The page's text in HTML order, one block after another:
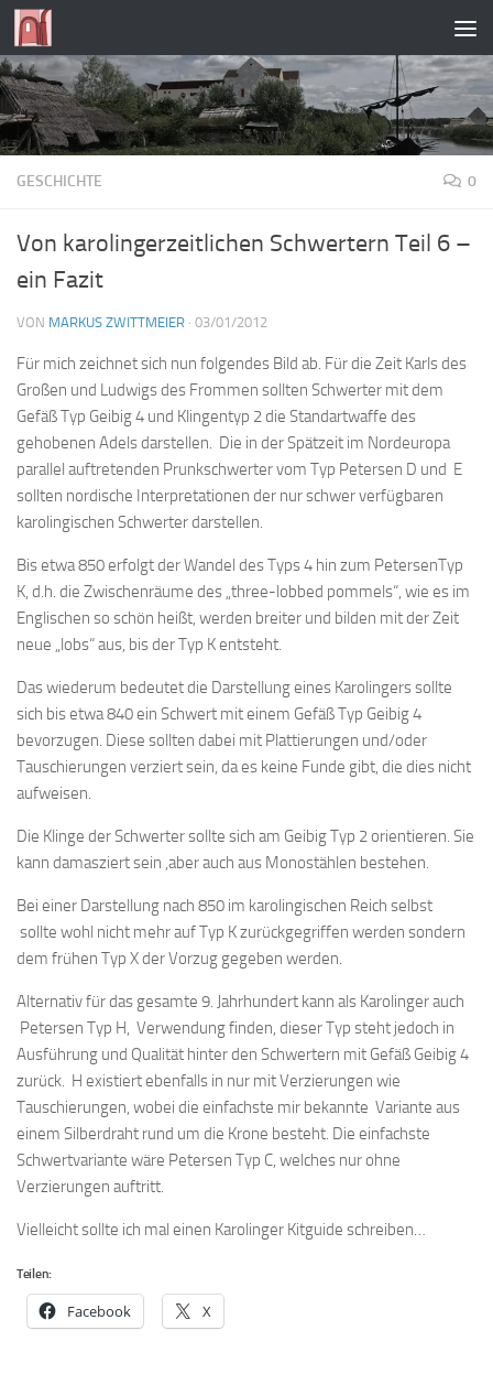
Zum Inhalt springen
GESCHICHTE 0
Von karolingerzeitlichen Schwertern Teil 6 –
ein Fazit
VON MARKUS ZWITTMEIER · 03/01/2012
Für mich zeichnet sich nun folgendes Bild ab. Für die Zeit Karls des
Großen und Ludwigs des Frommen sollten Schwerter mit dem
Gefäß Typ Geibig 4 und Klingentyp 2 die Standartwaffe des
gehobenen Adels darstellen. Die in der Spätzeit im Nordeuropa
parallel auftretenden Prunkschwerter vom Typ Petersen D und E
sollten nordische Interpretationen der nur schwer verfügbaren
karolingischen Schwerter darstellen.
Bis etwa 850 erfolgt der Wandel des Typs 4 hin zum PetersenTyp
K, d.h. die Zwischenräume des „three-lobbed pommels“, wie es im
Englischen so schön heißt, werden breiter und bilden mit der Zeit
neue „lobs“ aus, bis der Typ K entsteht.
Das wiederum bedeutet die Darstellung eines Karolingers sollte
sich bis etwa 840 ein Schwert mit einem Gefäß Typ Geibig 4
bevorzugen. Diese sollten dabei mit Plattierungen und/oder
Tauschierungen verziert sein, da es keine Funde gibt, die dies nicht
aufweisen.
Die Klinge der Schwerter sollte sich am Geibig Typ 2 orientieren. Sie
kann damasziert sein ,aber auch aus Monostählen bestehen.
Bei einer Darstellung nach 850 im karolingischen Reich selbst
sollte wohl nicht mehr auf Typ K zurückgegriffen werden sondern
dem frühen Typ X der Vorzug gegeben werden.
Alternativ für das gesamte 9. Jahrhundert kann als Karolinger auch
Petersen Typ H, Verwendung finden, dieser Typ steht jedoch in
Ausführung und Qualität hinter den Schwertern mit Gefäß Geibig 4
zurück. H existiert ebenfalls in nur mit Verzierungen wie
Tauschierungen, wobei die einfachste mir bekannte Variante aus
einem Silberdraht rund um die Krone besteht. Die einfachste
Schwertvariante wäre Petersen Typ C, welches nur ohne
Verzierungen auftritt.
Vielleicht sollte ich mal einen Karolinger Kitguide schreiben…
Teilen:
Facebook X